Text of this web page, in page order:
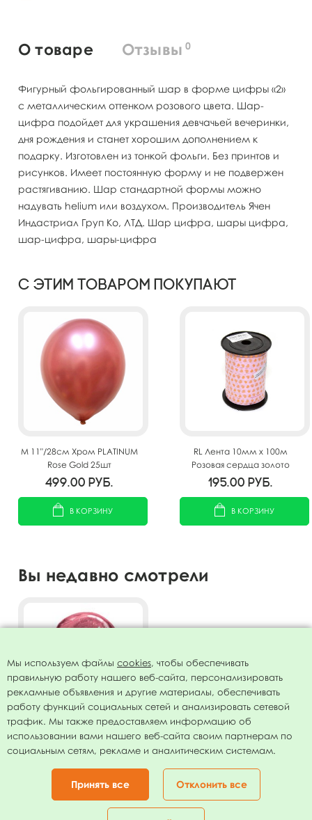
О товаре Отзывы 0
Фигурный фольгированный шар в форме цифры «2»
с металлическим оттенком розового цвета. Шар-
цифра подойдет для украшения девчачьей вечеринки,
дня рождения и станет хорошим дополнением к
подарку. Изготовлен из тонкой фольги. Без принтов и
рисунков. Имеет постоянную форму и не подвержен
растягиванию. Шар стандартной формы можно
надувать helium или воздухом. Производитель Ячен
Индастриал Груп Ко, ЛТД. Шар цифра, шары цифра,
шар-цифра, шары-цифра
С этим товаром покупают
M 11"/28см Хром PLATINUM
Rose Gold 25шт
499.00 руб.
В КОРЗИНУ
RL Лента 10мм x 100м
Розовая сердца золото
(Москва) А124
195.00 руб.
В КОРЗИНУ
Вы недавно смотрели
Фигура Цифра 2 Rose Gold
40"/102см
79.00руб.
Мы используем файлы cookies, чтобы обеспечивать
правильную работу нашего веб-сайта, персонализировать
рекламные объявления и другие материалы, обеспечивать
работу функций социальных сетей и анализировать сетевой
трафик. Мы также предоставляем информацию об
использовании вами нашего веб-сайта своим партнерам по
социальным сетям, рекламе и аналитическим системам.
Принять все Отклонить все